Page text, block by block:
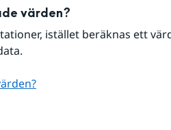
värden?
istället beräknas ett